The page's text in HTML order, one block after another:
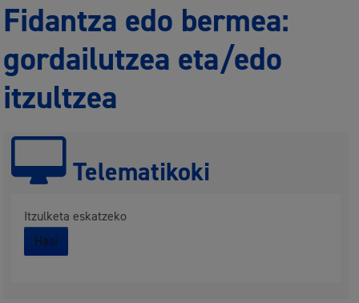
Fidantza edo bermea:
gordailutzea eta/edo
itzultzea
Telematikoki
Itzulketa eskatzeko
Hasi